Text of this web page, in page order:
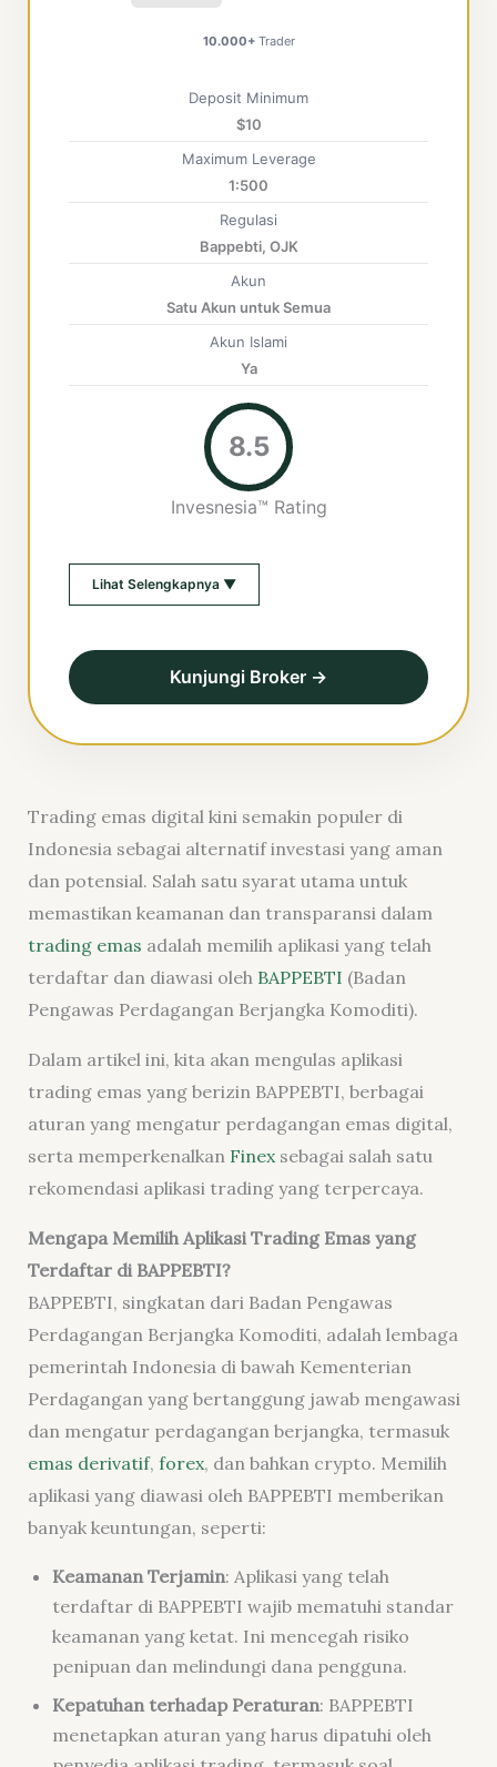
10.000+Trader
Deposit Minimum
$10
Maximum Leverage
1:500
Regulasi
Bappebti, OJK
Akun
Satu Akun untuk Semua
Akun Islami
Ya
8.5
Invesnesia™ Rating
Lihat Selengkapnya ▼
Kunjungi Broker →
Trading emas digital kini semakin populer di
Indonesia sebagai alternatif investasi yang aman
dan potensial. Salah satu syarat utama untuk
memastikan keamanan dan transparansi dalam
trading emas adalah memilih aplikasi yang telah
terdaftar dan diawasi oleh BAPPEBTI (Badan
Pengawas Perdagangan Berjangka Komoditi).
Dalam artikel ini, kita akan mengulas aplikasi
trading emas yang berizin BAPPEBTI, berbagai
aturan yang mengatur perdagangan emas digital,
serta memperkenalkan Finexsebagai salah satu
rekomendasi aplikasi trading yang terpercaya.
Mengapa Memilih Aplikasi Trading Emas yang
Terdaftar di BAPPEBTI?
BAPPEBTI, singkatan dari Badan Pengawas
Perdagangan Berjangka Komoditi, adalah lembaga
pemerintah Indonesia di bawah Kementerian
Perdagangan yang bertanggung jawab mengawasi
dan mengatur perdagangan berjangka, termasuk
emas derivatif, forex, dan bahkan crypto. Memilih
aplikasi yang diawasi oleh BAPPEBTI memberikan
banyak keuntungan, seperti:
Keamanan Terjamin: Aplikasi yang telah
terdaftar di BAPPEBTI wajib mematuhi standar
keamanan yang ketat. Ini mencegah risiko
penipuan dan melindungi dana pengguna.
Kepatuhan terhadap Peraturan: BAPPEBTI
menetapkan aturan yang harus dipatuhi oleh